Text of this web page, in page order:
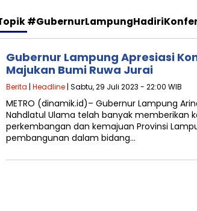
Gubernur Lampung Apresiasi
Majukan Bumi Ruwa Jurai
Berita | Headline | Sabtu, 29 Juli 2023 - 22:00 WIB
METRO (dinamik.id)– Gubernur Lampung
Nahdlatul Ulama telah banyak memberikan
perkembangan dan kemajuan Provinsi
pembangunan dalam bidang…